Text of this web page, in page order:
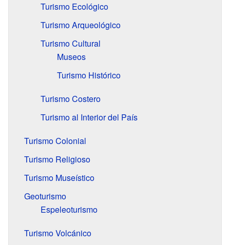
Turismo Ecológico
Turismo Arqueológico
Turismo Cultural
Museos
Turismo Histórico
Turismo Costero
Turismo al Interior del País
Turismo Colonial
Turismo Religioso
Turismo Museístico
Geoturismo
Espeleoturismo
Turismo Volcánico